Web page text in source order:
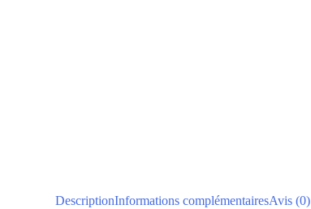
DescriptionInformations complémentairesAvis (0)